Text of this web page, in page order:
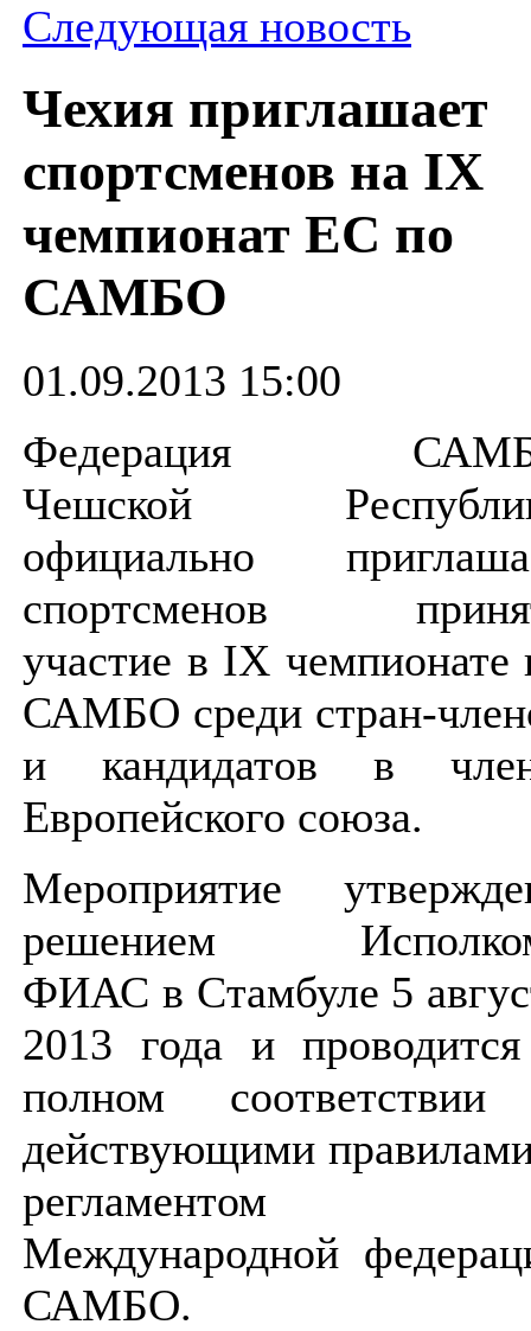
Следующая новость
Чехия приглашает
спортсменов на IX
чемпионат ЕС по
САМБО
01.09.2013 15:00
Федерация
Чешской
официально
спортсменов
участие в IX чемпионате
САМБО среди стран-
и кандидатов в
Европейского союза.
Мероприятие
решением
ФИАС в Стамбуле 5
2013 года и
полном
действующими
регламентом
Международной
САМБО.